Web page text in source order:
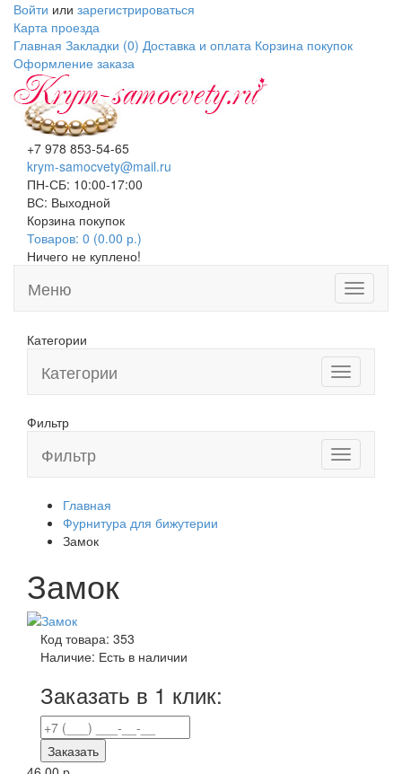
Войти или зарегистрироваться
Карта проезда
Главная Закладки (0) Доставка и оплата Корзина покупок
Оформление заказа
+7 978 853-54-65
krym-samocvety@mail.ru
ПН-СБ: 10:00-17:00
ВС: Выходной
Корзина покупок
Товаров: 0 (0.00 р.)
Ничего не куплено!
Toggle
Меню
Категории
Toggle
navigation
Категории
Фильтр
Toggle
navigation
Фильтр
Главная
Фурнитура для бижутерии
Замок
Замок
Код товара: 353
Наличие: Есть в наличии
Заказать в 1 клик:
Заказать